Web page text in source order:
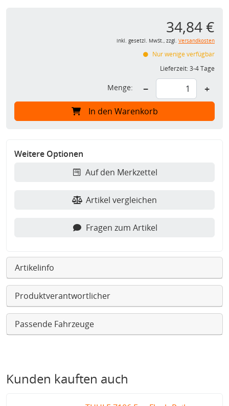
34,84 €
inkl. gesetzl. MwSt., zzgl. Versandkosten
Nur wenige verfügbar
Lieferzeit:3-4 Tage
Menge: − +
In den Warenkorb
Weitere Optionen
Auf den Merkzettel
Artikel vergleichen
Fragen zum Artikel
Artikelinfo
Produktverantwortlicher
Passende Fahrzeuge
Kunden kauften auch